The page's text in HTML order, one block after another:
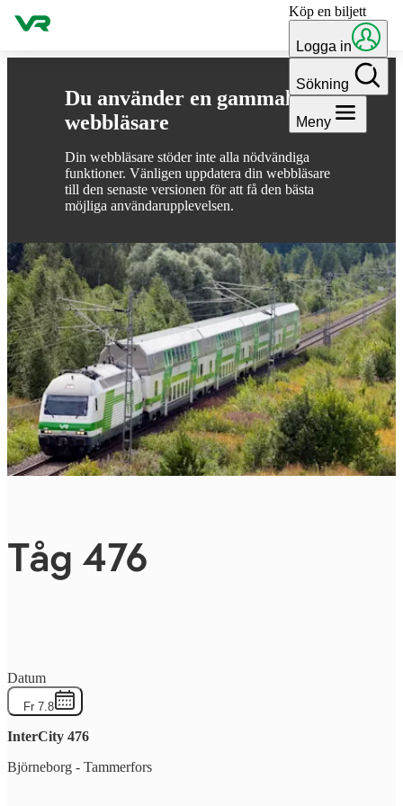
Du använder en gammal
webbläsare
Din webbläsare stöder inte alla nödvändiga
funktioner. Vänligen uppdatera din webbläsare
till den senaste versionen för att få den bästa
möjliga användarupplevelsen.
Gå till innehållet Köp en biljett
Logga in
Sökning
Meny
Tåg 476
Datum
Fr 7.8
InterCity 476
Björneborg - Tammerfors